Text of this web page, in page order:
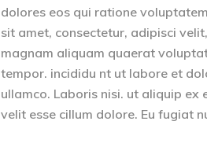
dolores eos qui ratione
sit amet, consectetur, adipisci
magnam aliquam quaerat
tempor. incididu nt ut labore et
ullamco. Laboris nisi. ut aliquip
velit esse cillum dolore. Eu fugiat